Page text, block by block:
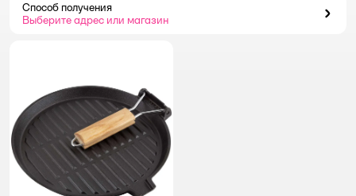
Способ получения
Выберите адрес или магазин